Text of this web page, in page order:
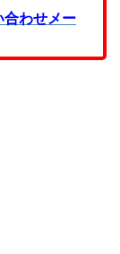
合わせメー